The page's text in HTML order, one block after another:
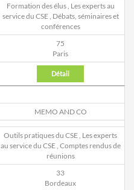
Formation des élus, Les experts au
service du CSE, Débats, séminaires et
conférences
75
Paris
Détail
MEMO AND CO
Outils pratiques du CSE Les experts
au service du CSE, Comptes rendus de
réunions
33
Bordeaux